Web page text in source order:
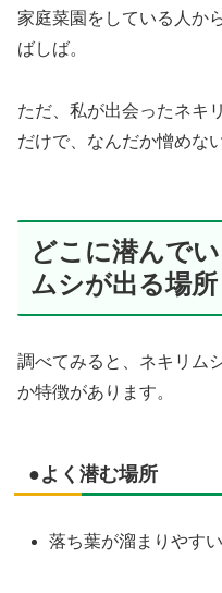
家庭菜園をしている人か
ばしば。
ただ、私が出会ったネキ
だけで、なんだか憎めな
どこに潜んで
ムシが出る場
調べてみると、ネキリム
か特徴があります。
●よく潜む場所
落ち葉が溜まりやす